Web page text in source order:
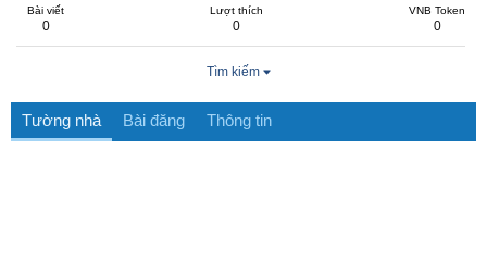
Bài viết
0
Lượt thích
0
VNB Token
0
Tìm kiếm
Tường nhà Bài đăng Thông tin